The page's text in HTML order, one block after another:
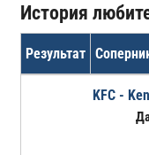
История
Результат
KFC -